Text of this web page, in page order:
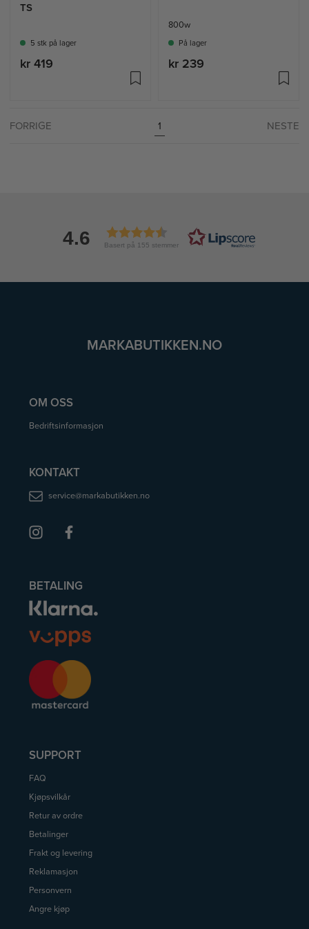
TS
5 stk på lager
kr 419
800w
På lager
kr 239
FORRIGE 1 NESTE
4.6 Basert på 155 stemmer
MARKABUTIKKEN.NO
OM OSS
Bedriftsinformasjon
KONTAKT
service@markabutikken.no
BETALING
SUPPORT
FAQ
Kjøpsvilkår
Retur av ordre
Betalinger
Frakt og levering
Reklamasjon
Personvern
Angre kjøp